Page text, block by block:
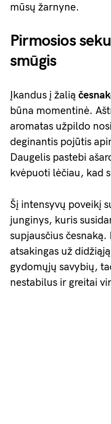
mūsų žarnyne.
Pirmosios
smūgis
Įkandus į žalią
būna momentinė.
aromatas užpildo
deginantis pojūtis
Daugelis pastebi
kvėpuoti lėčiau, kad
Šį intensyvų poveikį
junginys, kuris
supjausčius
atsakingas už
gydomųjų savybių,
nestabilus ir greitai